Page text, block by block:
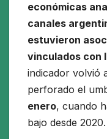
económicas
canales
estuvieron
vinculados con
indicador volvió
perforado el
enero, cuando
bajo desde 2020.